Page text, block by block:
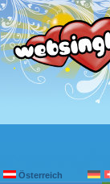
Österreich